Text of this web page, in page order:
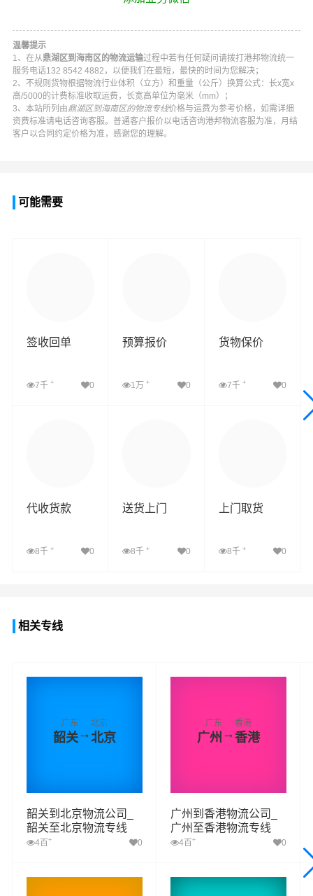
温馨提示
1、在从鼎湖区到海南区的物流运输过程中若有任何疑问请拨打港邦物流统一
服务电话132 8542 4882 ，以便我们在最短，最快的时间为您解决；
2、不规则货物根据物流行业体积（立方）和重量（公斤）换算公式：长x宽x
高/5000的计费标准收取运费，长宽高单位为毫米（mm）；
3、本站所列由鼎湖区到海南区的物流专线价格与运费为参考价格，如需详细
资费标准请电话咨询客服。普通客户报价以电话咨询港邦物流客服为准，月结
客户以合同约定价格为准，感谢您的理解。
可能需要
签收回单
7千 + 0
预算报价
1万+ 0
货物保价
7千 + 0
代收货款
8千 + 0
送货上门
8千+ 0
上门取货
8千 + 0
相关专线
广东
韶关→
北京
北京
韶关到北京物流公司_
韶关至北京物流专线
4百+ 0
广东
广州 →
香港
香港
广州到香港物流公司_
广州至香港物流专线
4百+ 0